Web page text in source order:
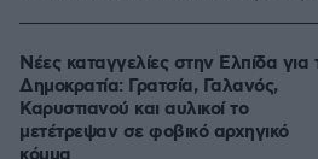
Νέες καταγγελίες στην Ελπίδα για
Δημοκρατία: Γρατσία, Γαλανός,
Καρυστιανού και αυλικοί το
μετέτρεψαν σε φοβικό αρχηγικό